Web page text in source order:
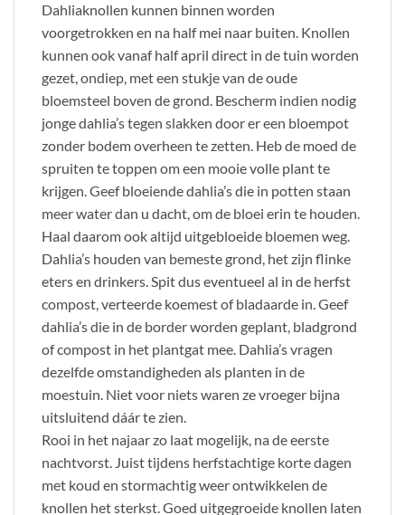
Dahliaknollen kunnen binnen worden
voorgetrokken en na half mei naar buiten. Knollen
kunnen ook vanaf half april direct in de tuin worden
gezet, ondiep, met een stukje van de oude
bloemsteel boven de grond. Bescherm indien nodig
jonge dahlia’s tegen slakken door er een bloempot
zonder bodem overheen te zetten. Heb de moed de
spruiten te toppen om een mooie volle plant te
krijgen. Geef bloeiende dahlia’s die in potten staan
meer water dan u dacht, om de bloei erin te houden.
Haal daarom ook altijd uitgebloeide bloemen weg.
Dahlia’s houden van bemeste grond, het zijn flinke
eters en drinkers. Spit dus eventueel al in de herfst
compost, verteerde koemest of bladaarde in. Geef
dahlia’s die in de border worden geplant, bladgrond
of compost in het plantgat mee. Dahlia’s vragen
dezelfde omstandigheden als planten in de
moestuin. Niet voor niets waren ze vroeger bijna
uitsluitend dáár te zien.
Rooi in het najaar zo laat mogelijk, na de eerste
nachtvorst. Juist tijdens herfstachtige korte dagen
met koud en stormachtig weer ontwikkelen de
knollen het sterkst. Goed uitgegroeide knollen laten